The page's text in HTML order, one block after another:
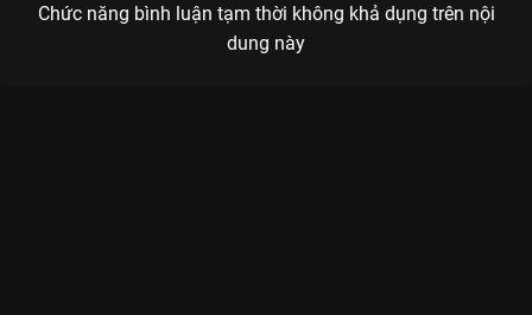
Chức năng bình luận tạm thời không khả dụng trên nội
dung này